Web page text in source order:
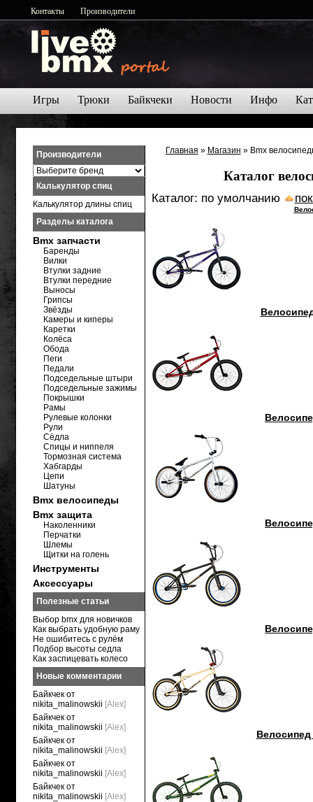
Контакты Производители
Игры Трюки Байкчеки Новости Инфо
Главная » Магазин » Bmx
Каталог
Каталог: по умолчанию
Производители
Калькулятор спиц
Калькулятор длины спиц
Разделы каталога
Bmx запчасти
Баренды
Вилки
Втулки задние
Втулки передние
Выносы
Грипсы
Звёзды
Камеры и киперы
Каретки
Колёса
Обода
Пеги
Педали
Подседельные штыри
Подседельные зажимы
Покрышки
Рамы
Рулевые колонки
Рули
Сёдла
Спицы и ниппеля
Тормозная система
Хабгарды
Цепи
Шатуны
Bmx велосипеды
Bmx защита
Наколенники
Перчатки
Шлемы
Щитки на голень
Инструменты
Аксессуары
Полезные статьи
Выбор bmx для новичков
Как выбрать удобную раму
Не ошибитесь с рулём
Подбор высоты седла
Как заспицевать колесо
Новые комментарии
Байкчек от
nikita_malinowskii [Alex]
Байкчек от
nikita_malinowskii [Alex]
Байкчек от
nikita_malinowskii [Alex]
Байкчек от
nikita_malinowskii [Alex]
Байкчек от
nikita_malinowskii [Alex]